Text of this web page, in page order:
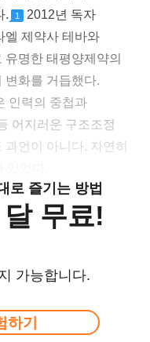
.
1
2012년 독자
엘 제약사 테바와
명한 태평양제약의
변화를 거듭했다.
인력의 중첩과
어지러운 구조조정
언이 아니다. 자연히
로 즐기는 방법
무료!
가능합니다.
하기